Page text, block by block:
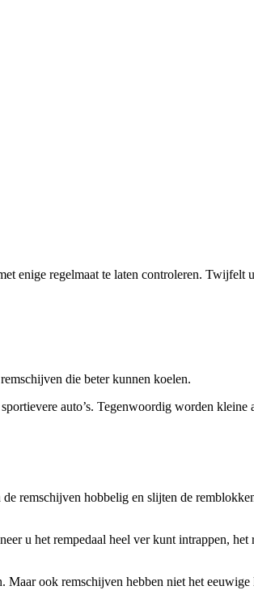
enige regelmaat te laten controleren. Twijfelt
die beter kunnen koelen.
auto’s. Tegenwoordig worden kleine
remschijven hobbelig en slijten de
u het rempedaal heel ver kunt intrappen,
ook remschijven hebben niet het